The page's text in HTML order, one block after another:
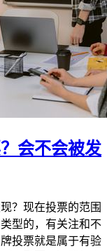
会不会被发
？现在投票的范围
型的，有关注和不
投票就是属于有验